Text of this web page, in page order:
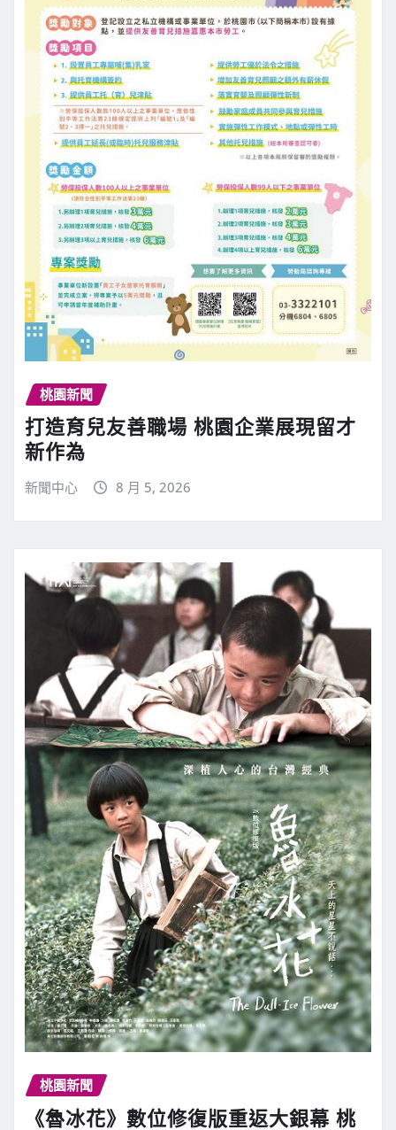
桃園新聞
打造育兒友善職場 桃園企業展現留才
新作為
新聞中心 8 月 5, 2026
桃園新聞
《魯冰花》數位修復版重返大銀幕 桃